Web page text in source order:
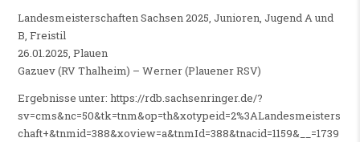
Landesmeisterschaften Sachsen 2025, Junioren, Jugend A und
B, Freistil
26.01.2025, Plauen
Gazuev (RV Thalheim) – Werner (Plauener RSV)
Ergebnisse unter: https://rdb.sachsenringer.de/?
sv=cms&nc=50&tk=tnm&op=th&xotypeid=2%3ALandesmeisters
chaft+&tnmid=388&xoview=a&tnmId=388&tnacid=1159&__=1739